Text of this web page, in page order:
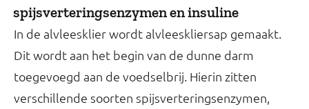
spijsverteringsenzymen en insuline
In de alvleesklier wordt alvleeskliersap gemaakt.
Dit wordt aan het begin van de dunne darm
toegevoegd aan de voedselbrij. Hierin zitten
verschillende soorten spijsverteringsenzymen,